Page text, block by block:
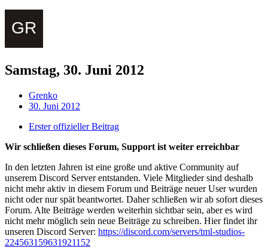
Samstag, 30. Juni 2012
Grenko
30. Juni 2012
Erster offizieller Beitrag
Wir schließen dieses Forum, Support ist weiter erreichbar
In den letzten Jahren ist eine große und aktive Community auf
unserem Discord Server entstanden. Viele Mitglieder sind deshalb
nicht mehr aktiv in diesem Forum und Beiträge neuer User wurden
nicht oder nur spät beantwortet. Daher schließen wir ab sofort dieses
Forum. Alte Beiträge werden weiterhin sichtbar sein, aber es wird
nicht mehr möglich sein neue Beiträge zu schreiben. Hier findet ihr
unseren Discord Server: https://discord.com/servers/tml-studios-
224563159631921152